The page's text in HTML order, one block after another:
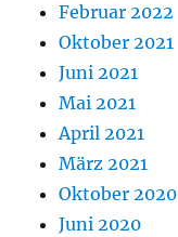
Februar 2022
Oktober 2021
Juni 2021
Mai 2021
April 2021
März 2021
Oktober 2020
Juni 2020